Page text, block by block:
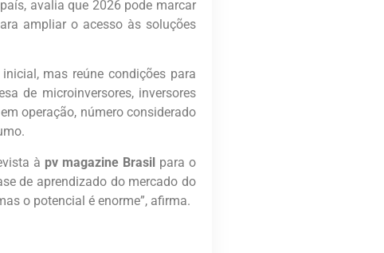
avalia que 2026 pode marcar
ampliar o acesso às soluções
mas reúne condições para
de microinversores, inversores
operação, número considerado
à pv magazine Brasil para o
de aprendizado do mercado do
o potencial é enorme”, afirma.